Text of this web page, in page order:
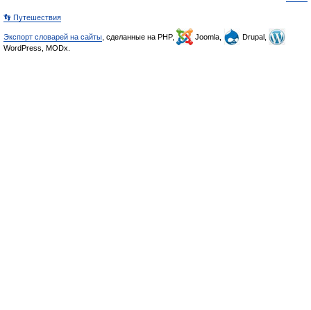
👣 Путешествия
Экспорт словарей на сайты , сделанные на PHP, Joomla,
Drupal,
WordPress, MODx.